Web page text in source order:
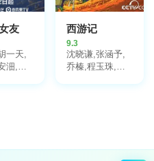
,程宏,
婧,谭
,任东
澜
友
一天,
沺,夏
西游记
9.3
沈晓谦,张涵予,
乔榛,程玉珠,刘
玲,王静文,戴学